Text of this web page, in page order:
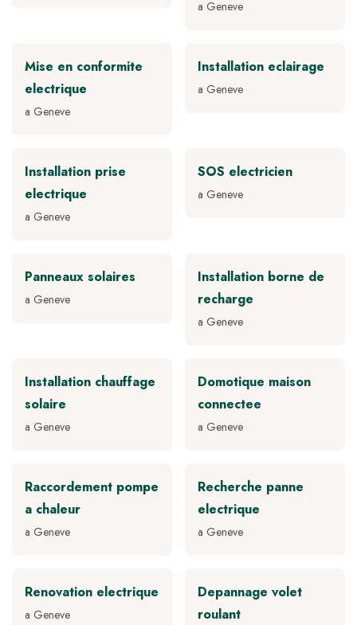
a Geneve
Mise en conformite
electrique
a Geneve
Installation eclairage
a Geneve
Installation prise
electrique
a Geneve
SOS electricien
a Geneve
Panneaux solaires
a Geneve
Installation borne de
recharge
a Geneve
Installation chauffage
solaire
a Geneve
Domotique maison
connectee
a Geneve
Raccordement pompe
a chaleur
a Geneve
Recherche panne
electrique
a Geneve
Renovation electrique
a Geneve
Depannage volet
roulant